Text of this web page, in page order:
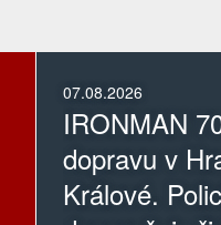
07.08.2026
IRONMAN
dopravu v
Králové.